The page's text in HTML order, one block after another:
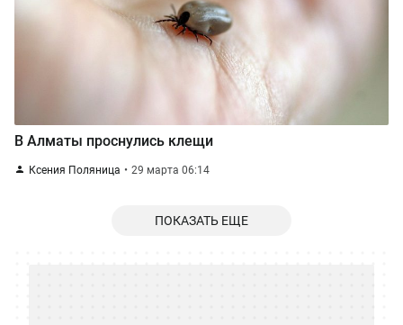
В Алматы проснулись клещи
Ксения Поляница 29 марта 06:14
ПОКАЗАТЬ ЕЩЕ